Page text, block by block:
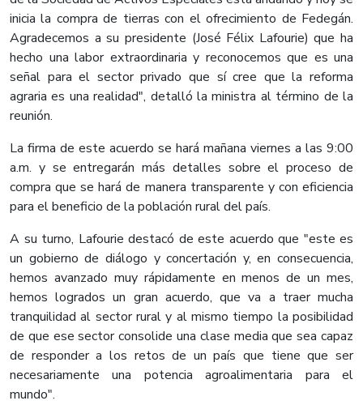
inicia la compra de tierras con el ofrecimiento de Fedegán.
Agradecemos a su presidente (José Félix Lafourie) que ha
hecho una labor extraordinaria y reconocemos que es una
señal para el sector privado que sí cree que la reforma
agraria es una realidad", detalló la ministra al término de la
reunión.
La firma de este acuerdo se hará mañana viernes a las 9:00
a.m. y se entregarán más detalles sobre el proceso de
compra que se hará de manera transparente y con eficiencia
para el beneficio de la población rural del país.
A su turno, Lafourie destacó de este acuerdo que "este es
un gobierno de diálogo y concertación y, en consecuencia,
hemos avanzado muy rápidamente en menos de un mes,
hemos logrados un gran acuerdo, que va a traer mucha
tranquilidad al sector rural y al mismo tiempo la posibilidad
de que ese sector consolide una clase media que sea capaz
de responder a los retos de un país que tiene que ser
necesariamente una potencia agroalimentaria para el
mundo".​